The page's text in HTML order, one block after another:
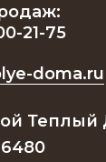
21-75
doma.ru
Теплый